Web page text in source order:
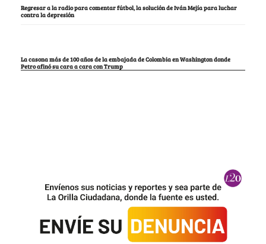
Regresar a la radio para comentar fútbol, la solución de Iván Mejía para luchar
contra la depresión
La casona más de 100 años de la embajada de Colombia en Washington donde
Petro afinó su cara a cara con Trump